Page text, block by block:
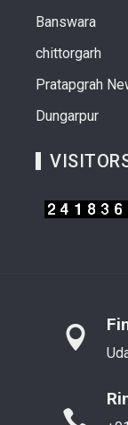
Banswara
chittorgarh
Pratapgrah
Dungarpur